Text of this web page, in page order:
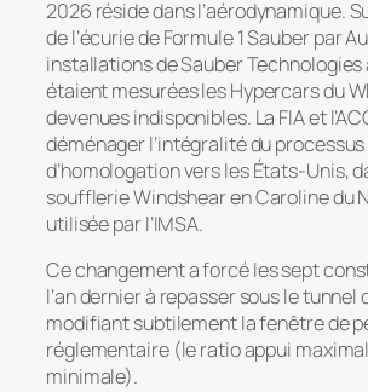
2026 réside dans l’aérodynamique.
de l’écurie de Formule 1 Sauber par
installations de Sauber
étaient mesurées les Hypercars du
devenues indisponibles. La FIA et
déménager l’intégralité du processus
d’homologation vers les États-Unis,
soufflerieWindshearen Caroline du
utilisée par l’IMSA.
Ce changement a forcé les sept
l’an dernier à repasser sous le tunnel
modifiant subtilement la fenêtre de
réglementaire (le ratio appui
minimale).